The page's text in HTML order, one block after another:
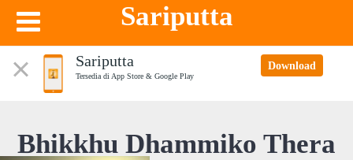
Sariputta
Sariputta
Tersedia di App Store & Google Play
Download
Bhikkhu Dhammiko Thera